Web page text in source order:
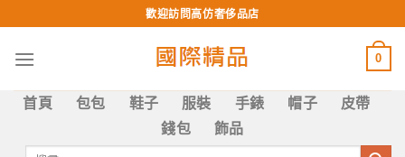
to
content
歡迎訪問高仿奢侈品店
0
首頁 包包 鞋子 服裝 手錶 帽子
皮帶
錢包
飾品